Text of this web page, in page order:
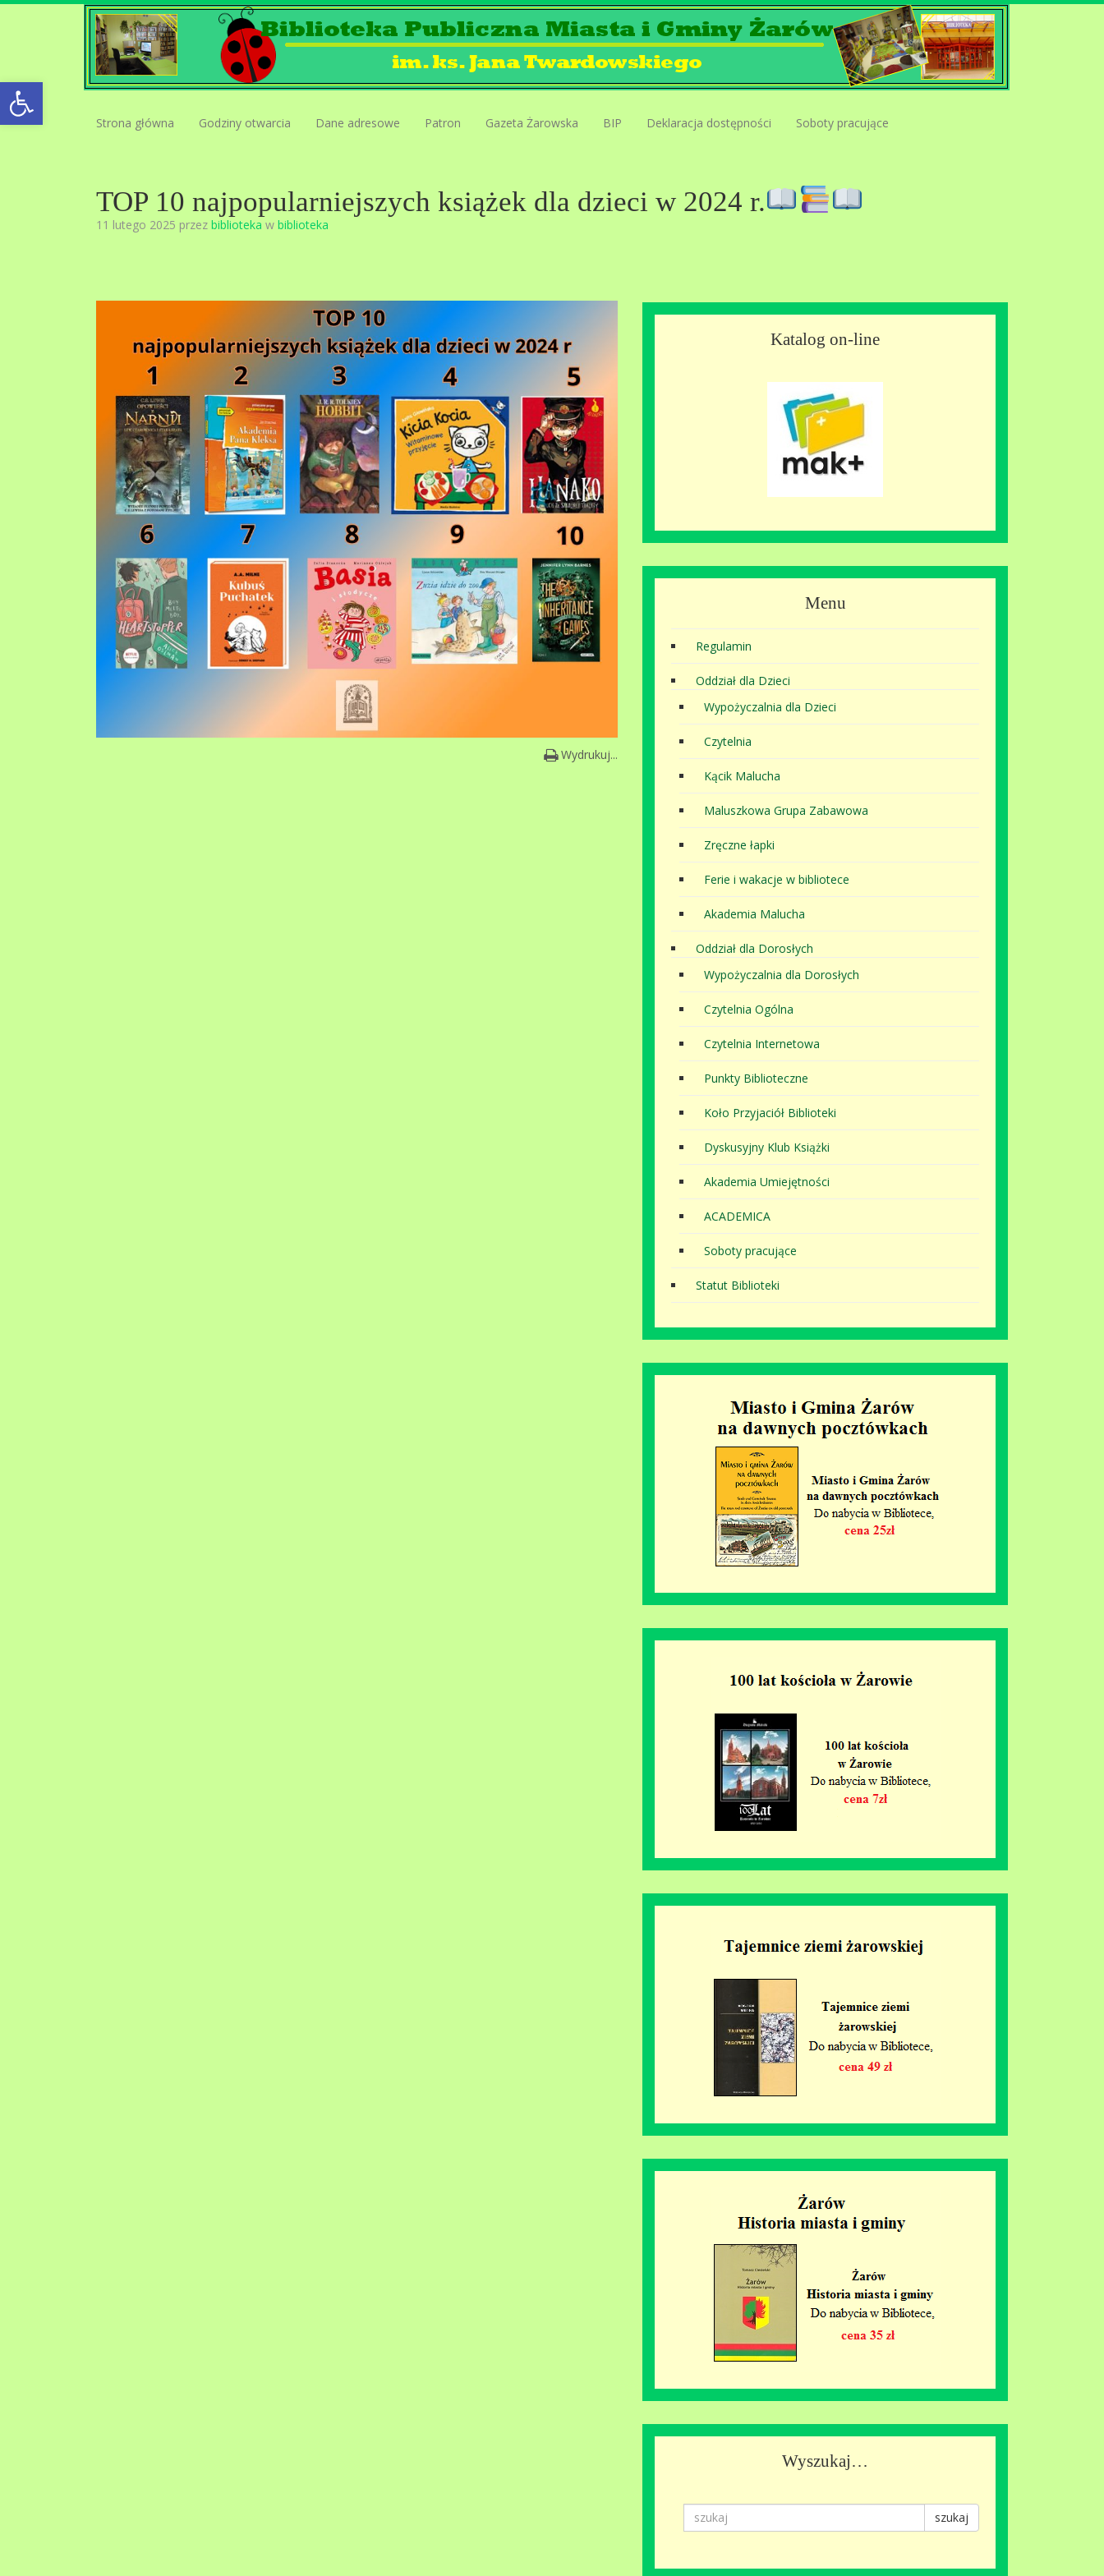
Open toolbar
Strona główna Godziny otwarcia Dane adresowe Patron Gazeta Żarowska BIP Deklaracja dostępności Soboty pracujące
TOP 10 najpopularniejszych książek dla dzieci w 2024 r.
11 lutego 2025 przez biblioteka w biblioteka
Wydrukuj...
Katalog on-line
Menu
Regulamin
Oddział dla Dzieci
Wypożyczalnia dla Dzieci
Czytelnia
Kącik Malucha
Maluszkowa Grupa Zabawowa
Zręczne łapki
Ferie i wakacje w bibliotece
Akademia Malucha
Oddział dla Dorosłych
Wypożyczalnia dla Dorosłych
Czytelnia Ogólna
Czytelnia Internetowa
Punkty Biblioteczne
Koło Przyjaciół Biblioteki
Dyskusyjny Klub Książki
Akademia Umiejętności
ACADEMICA
Soboty pracujące
Statut Biblioteki
Wyszukaj…
szukaj